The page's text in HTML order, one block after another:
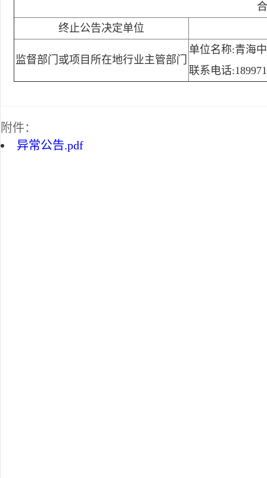
终止公告决定单位
监督部门或项目所在地行业主管部门
单位名称:青海
联系电话
附件：
异常公告.pdf